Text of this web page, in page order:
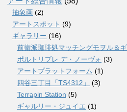
抽象画 (2)
アートスポット (9)
ギャラリー (16)
前衛派珈琲処マッチングモヲル＆
ポルトリブレ デ・ノーヴォ (3)
アートプラットフォーム (1)
四谷三丁目「TS4312」
(3)
Terrapin Station (5)
ギャルリー・ジュイエ (1)